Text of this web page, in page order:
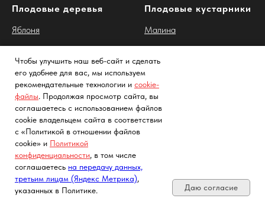
Плодовые деревья
Яблоня
Вишня
Груша
Слива
Черешня
Алыча
Персик
Абрикос
Шелковица
Плодовые кустарники
Малина
Смородина белая
Смородина красная
Смородина черная
Виноград
Чтобы улучшить наш веб-сайт и сделать
его удобнее для вас, мы используем
рекомендательные технологии и cookie-
файлы. Продолжая просмотр сайта, вы
соглашаетесь с использованием файлов
cookie владельцем сайта в соответствии
с «Политикой в отношении файлов
cookie» и Политикой
конфиденциальности, в том числе
соглашаетесь на передачу данных,
третьим лицам (Яндекс Метрика),
указанных в Политике.
Даю согласие